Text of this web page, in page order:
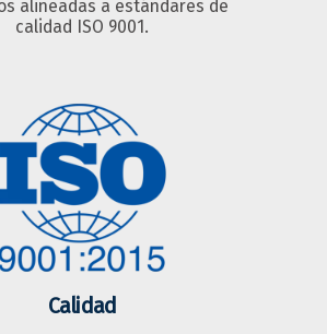
alineadas a estándares de
calidad ISO 9001.
Calidad